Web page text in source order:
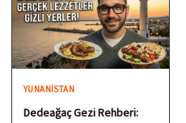
YUNANISTAN
Dedeağaç Gezi Rehberi: